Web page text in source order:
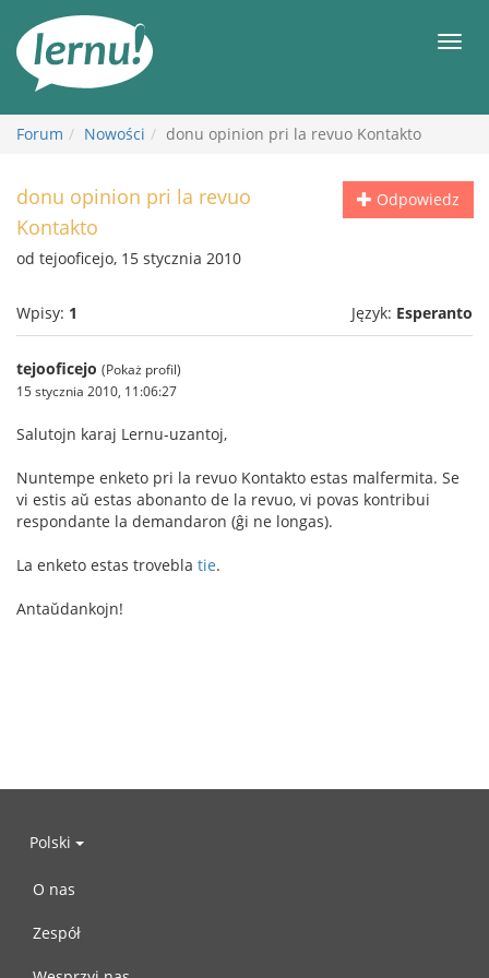
Forum Nowości donu opinion pri la revuo Kontakto
Odpowiedz
donu opinion pri la revuo
Kontakto
od tejooficejo, 15 stycznia 2010
Wpisy: 1 Język: Esperanto
tejooficejo (Pokaż profil)
15 stycznia 2010, 11:06:27
Salutojn karaj Lernu-uzantoj,
Nuntempe enketo pri la revuo Kontakto estas malfermita. Se
vi estis aŭ estas abonanto de la revuo, vi povas kontribui
respondante la demandaron (ĝi ne longas).
La enketo estas trovebla tie.
Antaŭdankojn!
Polski
O nas
Zespół